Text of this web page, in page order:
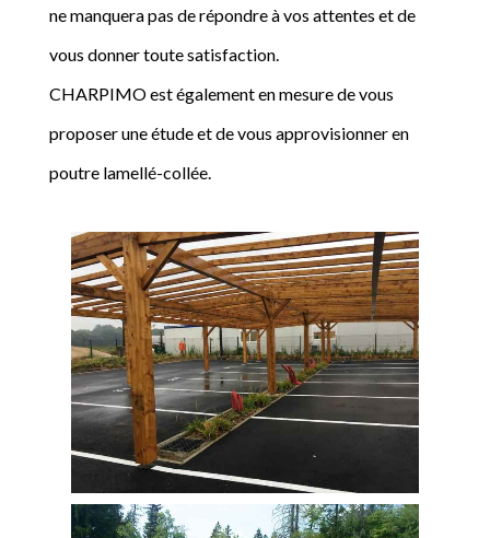
ne manquera pas de répondre à vos attentes et de
vous donner toute satisfaction.
CHARPIMO est également en mesure de vous
proposer une étude et de vous approvisionner en
poutre lamellé-collée.